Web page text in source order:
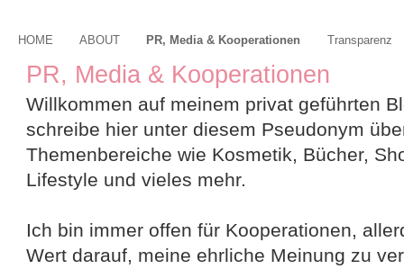
HOME ABOUT PR, Media & Kooperationen Transparenz
PR, Media & Kooperationen
Willkommen auf meinem privat geführten
schreibe hier unter diesem Pseudonym
Themenbereiche wie Kosmetik, Bücher,
Lifestyle und vieles mehr.
Ich bin immer offen für Kooperationen,
Wert darauf, meine ehrliche Meinung zu